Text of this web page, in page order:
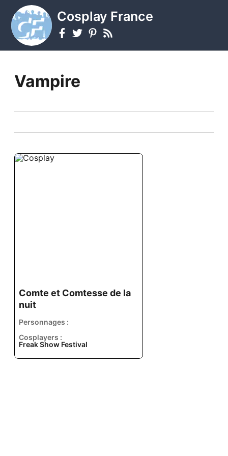
Cosplay France
Vampire
Comte et Comtesse de la
nuit
Personnages :
Cosplayers :
Freak Show Festival